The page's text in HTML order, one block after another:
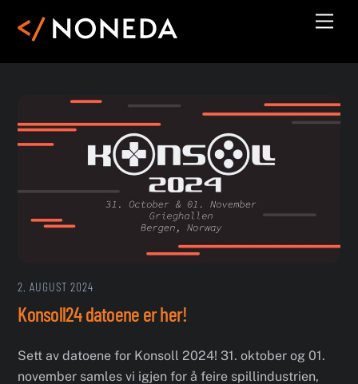
2. AUGUST 2024
Konsoll24 datoene er her!
Sett av datoene for Konsoll 2024! 31. oktober og 01.
november samles vi igjen for å feire spillindustrien,